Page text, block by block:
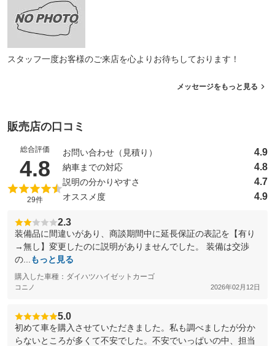
スタッフ一度お客様のご来店を心よりお待ちしております！
メッセージをもっと見る
販売店の口コミ
総合評価
4.8 （5点満点中）
29件
お問い合わせ（見積り） 4.9
納車までの対応 4.8
説明の分かりやすさ 4.7
オススメ度 4.9
2.3
装備品に間違いがあり、商談期間中に延長保証の表記を【有り
→無し】変更したのに説明がありませんでした。 装備は交渉
の...
もっと見る
購入した車種：ダイハツハイゼットカーゴ
コニノ 2026年02月12日
5.0
初めて車を購入させていただきました。私も調べましたが分か
らないところが多くて不安でした。不安でいっぱいの中、担当